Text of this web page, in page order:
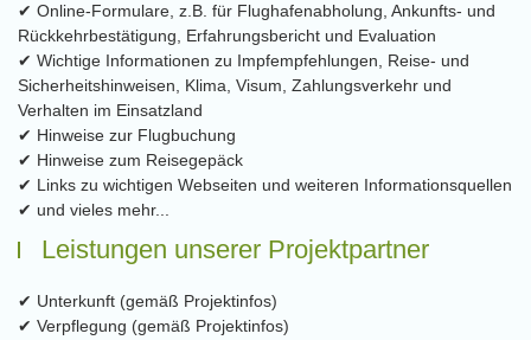
✔ Online-Formulare, z.B. für Flughafenabholung, Ankunfts- und
Rückkehrbestätigung, Erfahrungsbericht und Evaluation
✔ Wichtige Informationen zu Impfempfehlungen, Reise- und
Sicherheitshinweisen, Klima, Visum, Zahlungsverkehr und
Verhalten im Einsatzland
✔ Hinweise zur Flugbuchung
✔ Hinweise zum Reisegepäck
✔ Links zu wichtigen Webseiten und weiteren Informationsquellen
✔ und vieles mehr...
Leistungen unserer Projektpartner
✔ Unterkunft (gemäß Projektinfos)
✔ Verpflegung (gemäß Projektinfos)